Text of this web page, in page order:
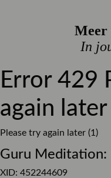
de winkel is dat altijd
Lees meer over bezorgen,
Meer
In
Error 429
again later
Please try again later (1)
Guru Meditation:
XID: 452244609